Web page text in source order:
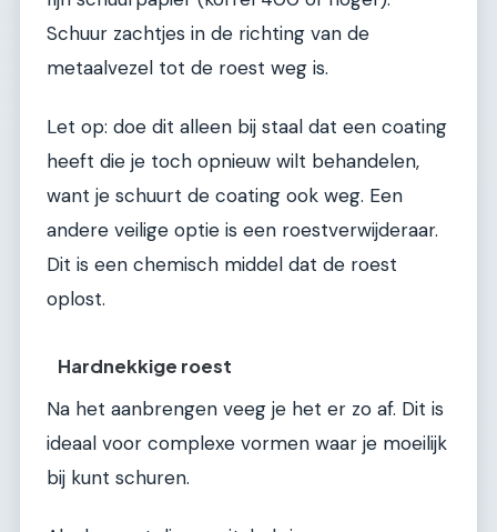
Schuur zachtjes in de richting van de
metaalvezel tot de roest weg is.
Let op: doe dit alleen bij staal dat een coating
heeft die je toch opnieuw wilt behandelen,
want je schuurt de coating ook weg. Een
andere veilige optie is een roestverwijderaar.
Dit is een chemisch middel dat de roest
oplost.
Hardnekkige roest
Na het aanbrengen veeg je het er zo af. Dit is
ideaal voor complexe vormen waar je moeilijk
bij kunt schuren.